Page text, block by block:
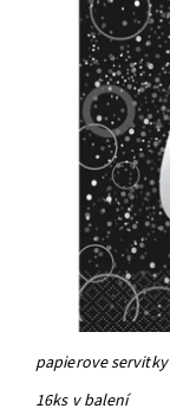
papierove
16ks v balení